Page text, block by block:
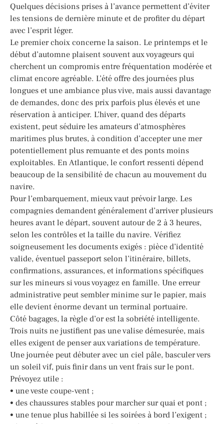
Quelques décisions prises à l’avance permettent d’éviter
les tensions de dernière minute et de profiter du départ
avec l’esprit léger.
Le premier choix concerne la saison. Le printemps et le
début d’automne plaisent souvent aux voyageurs qui
cherchent un compromis entre fréquentation modérée et
climat encore agréable. L’été offre des journées plus
longues et une ambiance plus vive, mais aussi davantage
de demandes, donc des prix parfois plus élevés et une
réservation à anticiper. L’hiver, quand des départs
existent, peut séduire les amateurs d’atmosphères
maritimes plus brutes, à condition d’accepter une mer
potentiellement plus remuante et des ponts moins
exploitables. En Atlantique, le confort ressenti dépend
beaucoup de la sensibilité de chacun au mouvement du
navire.
Pour l’embarquement, mieux vaut prévoir large. Les
compagnies demandent généralement d’arriver plusieurs
heures avant le départ, souvent autour de 2 à 3 heures,
selon les contrôles et la taille du navire. Vérifiez
soigneusement les documents exigés : pièce d’identité
valide, éventuel passeport selon l’itinéraire, billets,
confirmations, assurances, et informations spécifiques
sur les mineurs si vous voyagez en famille. Une erreur
administrative peut sembler minime sur le papier, mais
elle devient énorme devant un terminal portuaire.
Côté bagages, la règle d’or est la sobriété intelligente.
Trois nuits ne justifient pas une valise démesurée, mais
elles exigent de penser aux variations de température.
Une journée peut débuter avec un ciel pâle, basculer vers
un soleil vif, puis finir dans un vent frais sur le pont.
Prévoyez utile :
• une veste coupe-vent ;
• des chaussures stables pour marcher sur quai et pont ;
• une tenue plus habillée si les soirées à bord l’exigent ;